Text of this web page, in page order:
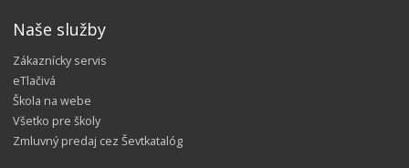
Naše služby
Zákaznícky servis
eTlačivá
Škola na webe
Všetko pre školy
Zmluvný predaj cez Ševtkatalóg